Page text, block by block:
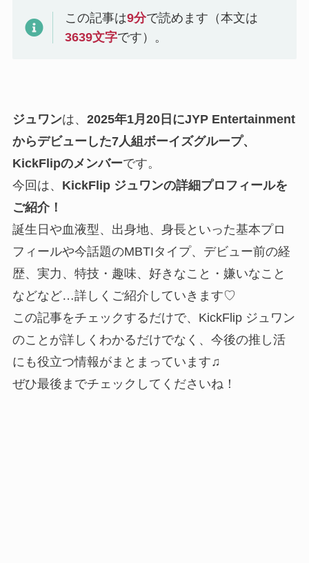
この記事は9分で読めます（本文は
3639文字です）。
ジュワンは、 2025年1月20日にJYP Entertainment
からデビューした7人組ボーイズグループ、
KickFlipのメンバーです。
今回は、 KickFlip ジュワンの詳細プロフィールを
ご紹介！
誕生日や血液型、出身地、身長といった基本プロ
フィールや今話題のMBTIタイプ、デビュー前の経
歴、実力、特技・趣味、好きなこと・嫌いなこと
などなど…詳しくご紹介していきます♡
この記事をチェックするだけで、KickFlip ジュワン
のことが詳しくわかるだけでなく、今後の推し活
にも役立つ情報がまとまっています♫
ぜひ最後までチェックしてくださいね！